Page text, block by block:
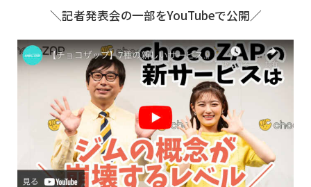
＼記者発表会の一部をYouTubeで公開／